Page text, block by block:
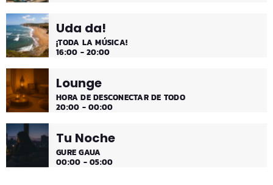
Uda da!
¡TODA LA MÚSICA!
16:00 - 20:00
Lounge
HORA DE DESCONECTAR DE TODO
20:00 - 00:00
Tu Noche
GURE GAUA
00:00 - 05:00